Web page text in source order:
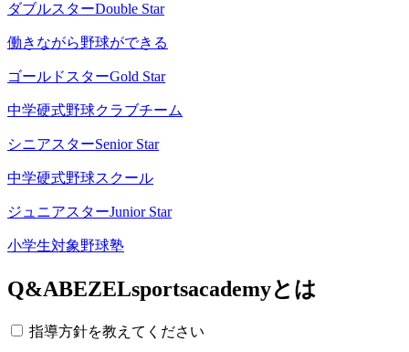
ダブルスターDouble Star
働きながら野球ができる
ゴールドスターGold Star
中学硬式野球クラブチーム
シニアスターSenior Star
中学硬式野球スクール
ジュニアスターJunior Star
小学生対象野球塾
Q&ABEZELsportsacademyとは
指導方針を教えてください